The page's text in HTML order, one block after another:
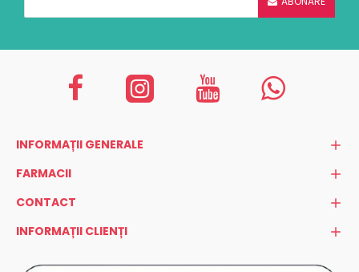
INFORMAȚII GENERALE
FARMACII
CONTACT
INFORMAȚII CLIENȚI